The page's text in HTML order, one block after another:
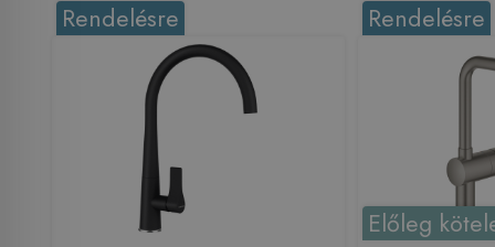
Rendelésre Rendelésre
Előleg